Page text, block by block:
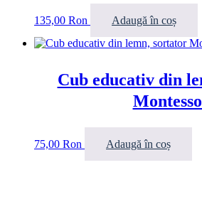
135,00 Ron Adaugă în coș
Cub educativ din
75,00 Ron Adaugă în coș